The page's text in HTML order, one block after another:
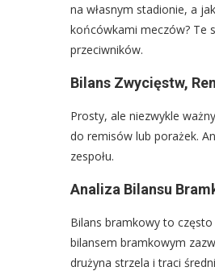
na własnym stadionie, a
końcówkami meczów? Te
przeciwników.
Bilans Zwycięstw,
Prosty, ale niezwykle
do remisów lub porażek.
zespołu.
Analiza Bilansu
Bilans bramkowy to
bilansem bramkowym
drużyna strzela i traci